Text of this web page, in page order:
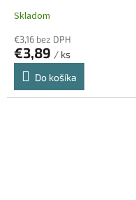
Skladom
€3,16 bez DPH
€3,89 / ks
Do košíka